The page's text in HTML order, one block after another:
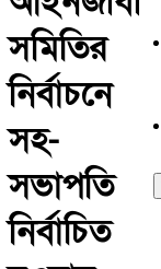
সমিতির
নির্বাচনে
সহ-
সভাপতি
নির্বাচিত